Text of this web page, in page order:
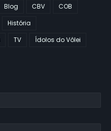
Blog CBV
COB
História
TV Ídolos do Vôlei